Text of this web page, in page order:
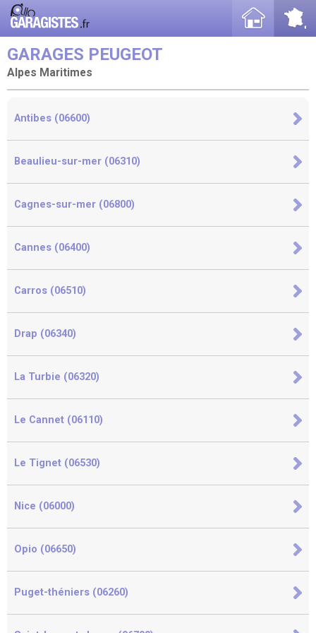
GARAGES PEUGEOT
Alpes Maritimes
Antibes (06600)
Beaulieu-sur-mer (06310)
Cagnes-sur-mer (06800)
Cannes (06400)
Carros (06510)
Drap (06340)
La Turbie (06320)
Le Cannet (06110)
Le Tignet (06530)
Nice (06000)
Opio (06650)
Puget-théniers (06260)